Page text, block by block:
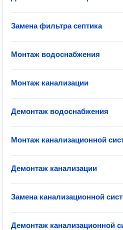
Замена фильтра септика
Монтаж водоснабжения
Монтаж канализации
Демонтаж водоснабжения
Монтаж канализационной
Демонтаж канализации
Замена канализационной
Демонтаж канализационной